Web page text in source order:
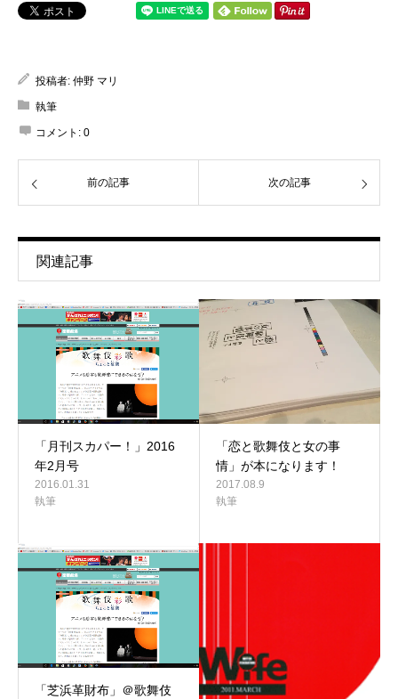
投稿者: 仲野 マリ
執筆
コメント: 0
前の記事 次の記事
関連記事
「月刊スカパー！」2016
年2月号
2016.01.31
執筆
「恋と歌舞伎と女の事
情」が本になります！
2017.08.9
執筆
「芝浜革財布」＠歌舞伎